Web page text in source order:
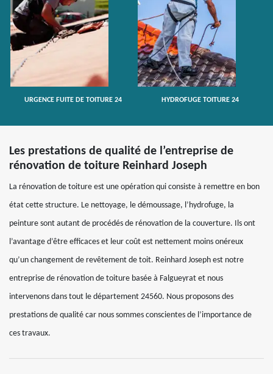
URGENCE FUITE DE TOITURE 24 HYDROFUGE TOITURE 24
Les prestations de qualité de l’entreprise de
rénovation de toiture Reinhard Joseph
La rénovation de toiture est une opération qui consiste à remettre en bon
état cette structure. Le nettoyage, le démoussage, l’hydrofuge, la
peinture sont autant de procédés de rénovation de la couverture. Ils ont
l’avantage d’être efficaces et leur coût est nettement moins onéreux
qu’un changement de revêtement de toit. Reinhard Joseph est notre
entreprise de rénovation de toiture basée à Falgueyrat et nous
intervenons dans tout le département 24560. Nous proposons des
prestations de qualité car nous sommes conscientes de l’importance de
ces travaux.